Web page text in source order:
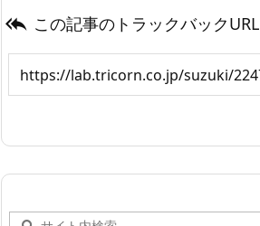
 この記事のトラックバックURL